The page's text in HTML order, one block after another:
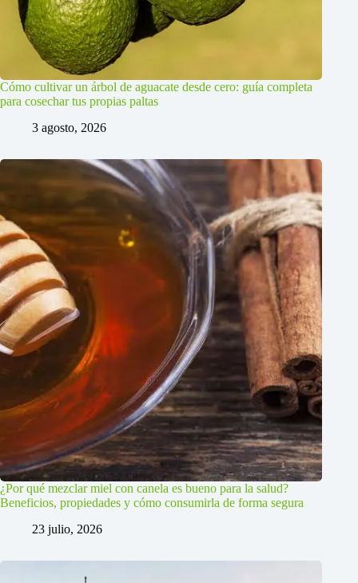
Cómo cultivar un árbol de aguacate desde cero: guía completa
para cosechar tus propias paltas
3 agosto, 2026
¿Por qué mezclar miel con canela es bueno para la salud?
Beneficios, propiedades y cómo consumirla de forma segura
23 julio, 2026